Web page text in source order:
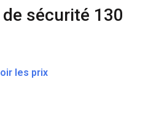
sécurité 130
les prix